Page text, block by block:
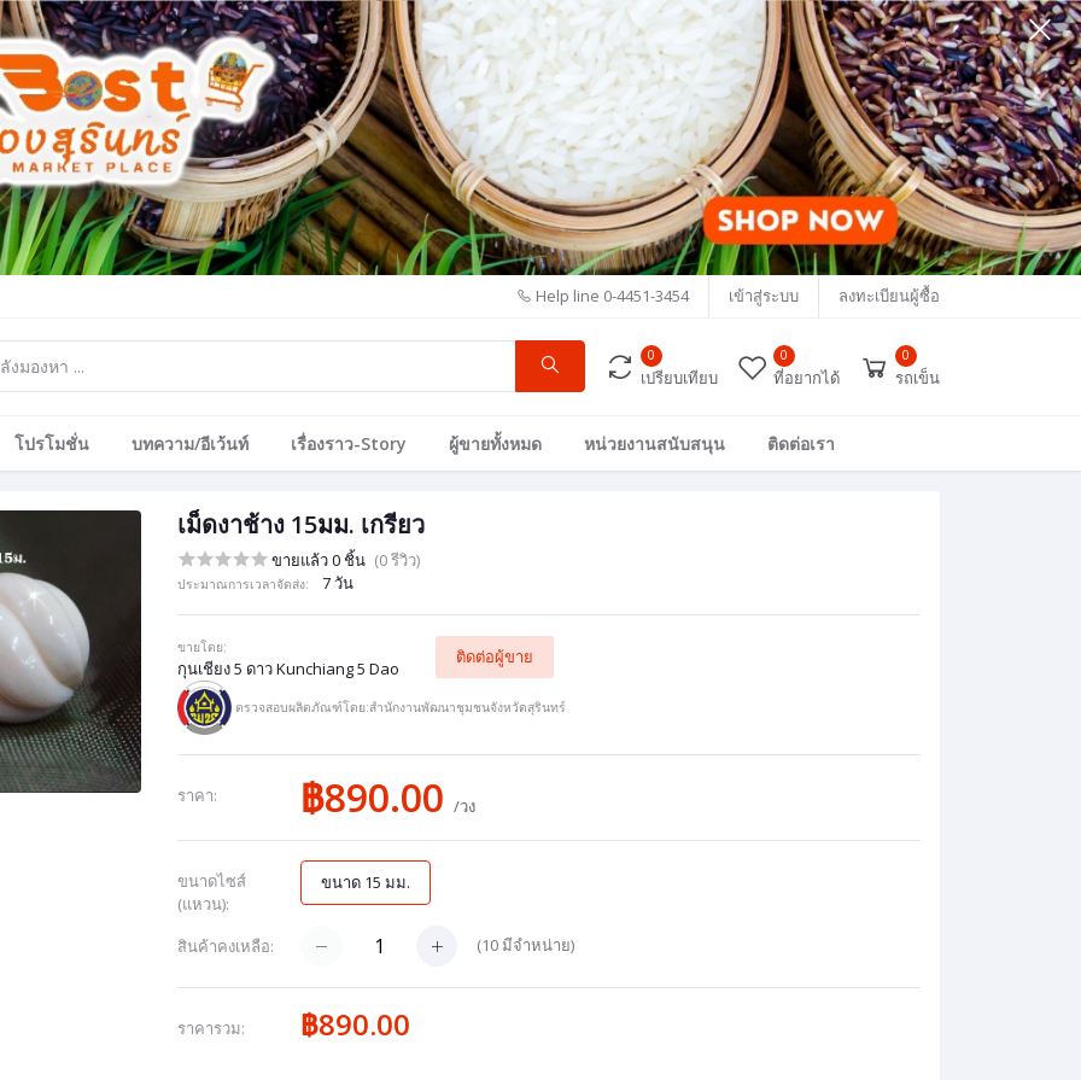
Help line 0-4451-3454 เข้าสู่ระบบ ลงทะเบียนผู้ซื้อ
0
เปรียบเทียบ
0
ที่อยากได้
0
รถเข็น
โปรโมชั่น บทความ/อีเว้นท์ เรื่องราว-Story ผู้ขายทั้งหมด หน่วยงานสนับสนุน ติดต่อเรา
เม็ดงาช้าง 15มม. เกรียว
ขายแล้ว 0 ชิ้น (0 รีวิว)
ประมาณการเวลาจัดส่ง: 7 วัน
ขายโดย:
กุนเชียง 5 ดาว Kunchiang 5 Dao
ติดต่อผู้ขาย
ตรวจสอบผลิตภัณฑ์โดย:สำนักงานพัฒนาชุมชนจังหวัดสุรินทร์
ราคา: ฿890.00/วง
ขนาดไซส์
(แหวน):
ขนาด 15 มม.
สินค้าคงเหลือ: (10มีจำหน่าย)
ราคารวม: ฿890.00